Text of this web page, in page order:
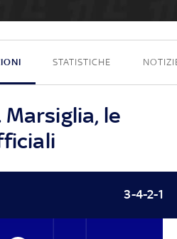
- 2
STATISTICHE
le
3-4-2-1